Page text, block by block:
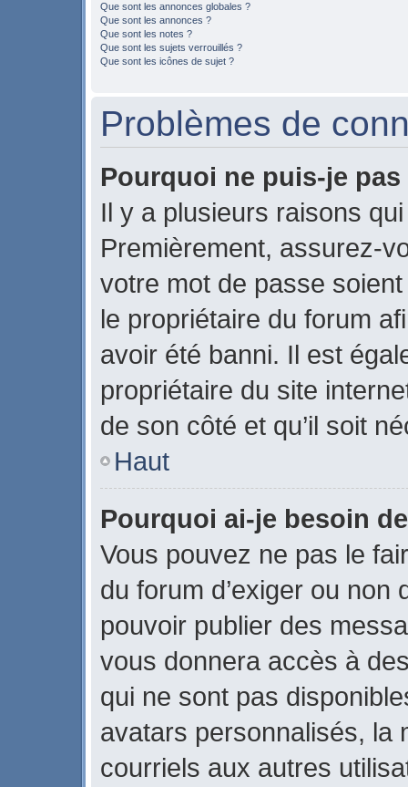
Que sont les annonces globales ?
Que sont les annonces ?
Que sont les notes ?
Que sont les sujets verrouillés ?
Que sont les icônes de sujet ?
Problèmes de
Pourquoi ne puis-je
Il y a plusieurs raisons
Premièrement, assurez-
votre mot de passe
le propriétaire du forum
avoir été banni. Il est
propriétaire du site
de son côté et qu’il soit
Haut
Pourquoi ai-je besoin
Vous pouvez ne pas le
du forum d’exiger ou
pouvoir publier des
vous donnera accès à
qui ne sont pas
avatars personnalisés, la
courriels aux autres